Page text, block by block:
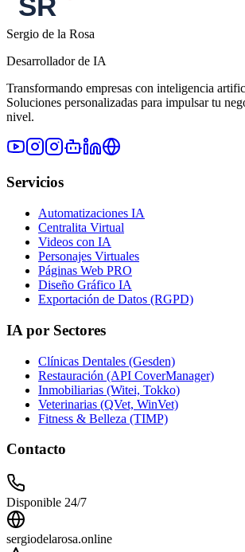
Sergio de la Rosa
Desarrollador de IA
Transformando empresas con inteligencia
Soluciones personalizadas para impulsar tu
nivel.
Servicios
Automatizaciones IA
Centralita Virtual
Videos con IA
Personajes Virtuales
Páginas Web PRO
Diseño Gráfico IA
Exportación de Datos (RGPD)
IA por Sectores
Clínicas Dentales (Gesden)
Restauración (API CoverManager)
Inmobiliarias (Witei, Tokko)
Veterinarias (QVet, WinVet)
Fitness & Belleza (TIMP)
Contacto
Disponible 24/7
sergiodelarosa.online